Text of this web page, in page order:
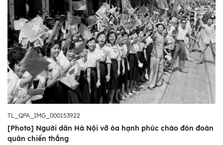
TL_QPA_IMG_000153922
[Photo] Người dân Hà Nội vỡ òa hạnh phúc chào đón đoàn
quân chiến thắng